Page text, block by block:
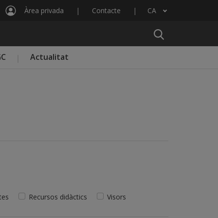
Àrea privada Contacte CA
Llista les accions addicionals
Actualitat
Recursos didàctics Visors